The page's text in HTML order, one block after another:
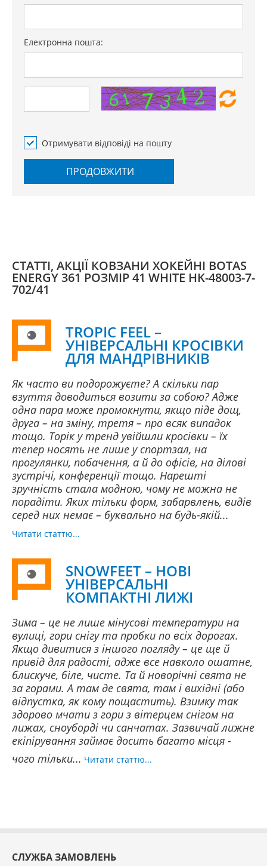
Електронна пошта:
Отримувати відповіді на пошту
ПРОДОВЖИТИ
СТАТТІ, АКЦІЇ КОВЗАНИ ХОКЕЙНІ BOTAS
ENERGY 361 РОЗМІР 41 WHITE HK-48003-7-
702/41
TROPIC FEEL –
УНІВЕРСАЛЬНІ КРОСІВКИ
ДЛЯ МАНДРІВНИКІВ
Як часто ви подорожуєте? А скільки пар
взуття доводиться возити за собою? Адже
одна пара може промокнути, якщо піде дощ,
друга – на зміну, третя – про всяк випадок
тощо. Торік у тренд увійшли кросівки – їх
тепер носять не лише у спортзал, на
прогулянки, побачення, а й до офісів, на ділові
зустрічі, конференції тощо. Нарешті
зручність стала модною, чому не можна не
порадіти. Яких тільки форм, забарвлень, видів
серед них немає – буквально на будь-якій...
Читати статтю...
SNOWFEET – НОВІ
УНІВЕРСАЛЬНІ
КОМПАКТНІ ЛИЖІ
Зима – це не лише мінусові температури на
вулиці, гори снігу та пробки по всіх дорогах.
Якщо дивитися з іншого погляду – це ще й
привід для радості, адже все навколо ошатне,
блискуче, біле, чисте. Та й новорічні свята не
за горами. А там де свята, там і вихідні (або
відпустка, як кому пощастить). Взимку так
здорово мчати з гори з вітерцем снігом на
лижах, сноуборді чи санчатах. Зазвичай лижне
екіпірування займає досить багато місця -
чого тільки... Читати статтю...
СЛУЖБА ЗАМОВЛЕНЬ